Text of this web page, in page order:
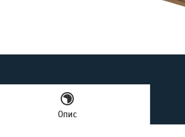
Опис